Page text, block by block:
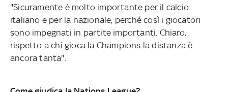
"Sicuramente è molto importante per il calcio
italiano e per la nazionale, perché così i giocatori
sono impegnati in partite importanti. Chiaro,
rispetto a chi gioca la Champions la distanza è
ancora tanta".